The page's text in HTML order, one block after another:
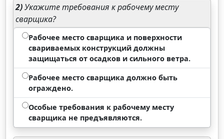
2)Укажите требования к рабочему месту
сварщика?
Рабочее место сварщика и поверхности
свариваемых конструкций должны
защищаться от осадков и сильного ветра.
Рабочее место сварщика должно быть
ограждено.
Особые требования к рабочему месту
сварщика не предъявляются.